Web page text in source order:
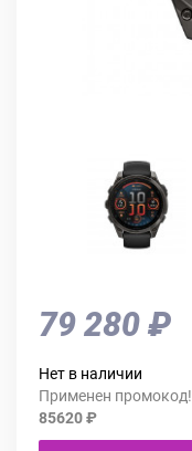
79 280 ₽
Нет в наличии
Применен промокод!
85620 ₽